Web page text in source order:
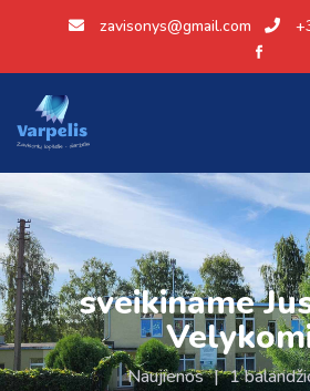
zavisonys@gmail.com
sveikiname
Naujienos | 1